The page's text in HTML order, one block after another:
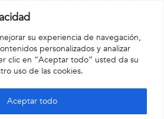
su experiencia de navegación,
personalizados y analizar
clic en “Aceptar todo” usted da su
uso de las cookies.
Aceptar todo
mediante comunicación electrónica, por
SL con la sede social en: c/Júpiter 28,
Me han notificado sobre mi derecho
y oposición al tratamiento de mis datos.